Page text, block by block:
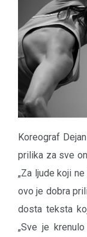
Koreograf
prilika za sve
„Za ljude koji
ovo je dobra
dosta teksta
„Sve je